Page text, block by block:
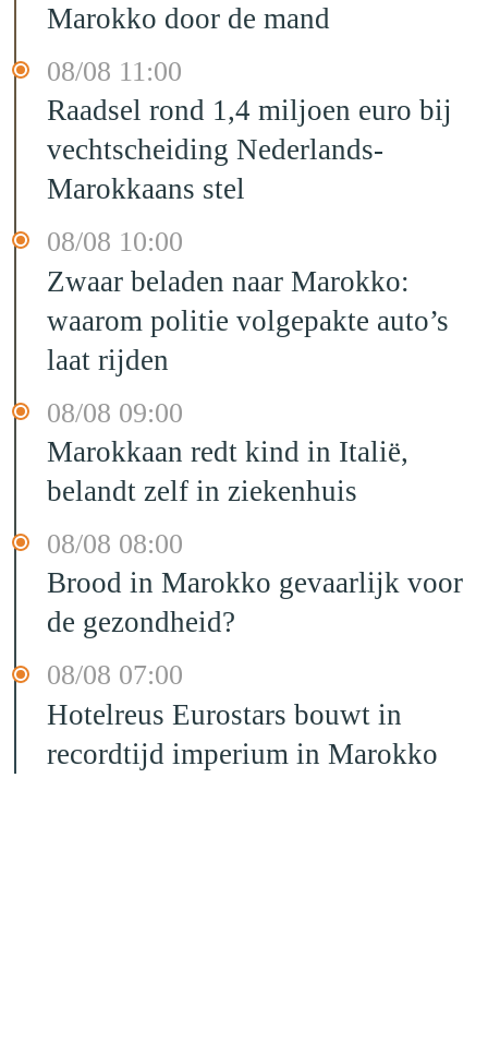
Marokko door de mand
08/08 11:00
Raadsel rond 1,4 miljoen euro bij
vechtscheiding Nederlands-
Marokkaans stel
08/08 10:00
Zwaar beladen naar Marokko:
waarom politie volgepakte auto’s
laat rijden
08/08 09:00
Marokkaan redt kind in Italië,
belandt zelf in ziekenhuis
08/08 08:00
Brood in Marokko gevaarlijk voor
de gezondheid?
08/08 07:00
Hotelreus Eurostars bouwt in
recordtijd imperium in Marokko